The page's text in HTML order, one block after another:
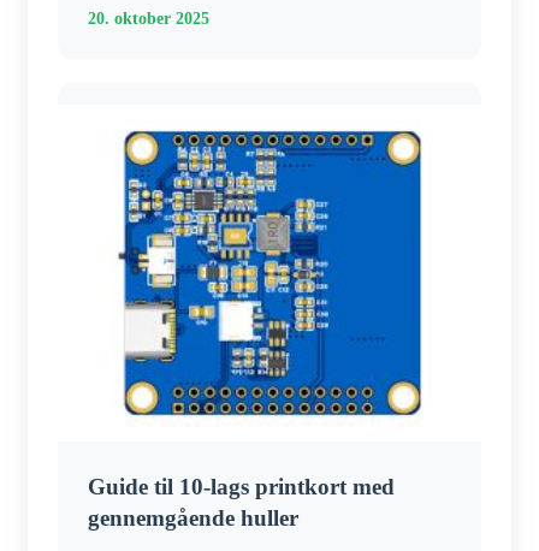
20. oktober 2025
Guide til 10-lags printkort med
gennemgående huller